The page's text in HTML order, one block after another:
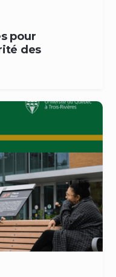
pour
des